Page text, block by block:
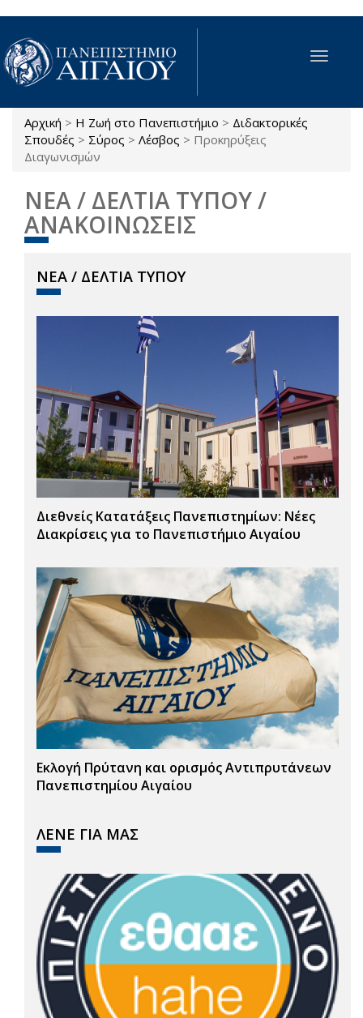
Παράκαμψη προς το κυρίως περιεχόμενο
Toggle
Είστε εδώ
Αρχική > Η Ζωή στο Πανεπιστήμιο > Διδακτορικές
Σπουδές > Σύρος > Λέσβος > Προκηρύξεις
Διαγωνισμών
ΝΕΑ / ΔΕΛΤΙΑ ΤΥΠΟΥ /
ΑΝΑΚΟΙΝΩΣΕΙΣ
ΝΕΑ / ΔΕΛΤΙΑ ΤΥΠΟΥ
Διεθνείς Κατατάξεις Πανεπιστημίων: Νέες
Διακρίσεις για το Πανεπιστήμιο Αιγαίου
Εκλογή Πρύτανη και ορισμός Αντιπρυτάνεων
Πανεπιστημίου Αιγαίου
ΛΕΝΕ ΓΙΑ ΜΑΣ